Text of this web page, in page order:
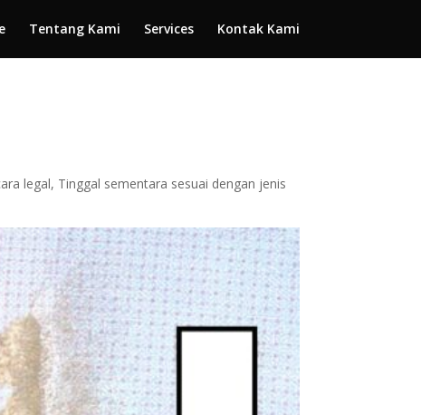
Tentang Kami Services Kontak Kami
legal, Tinggal sementara sesuai dengan jenis